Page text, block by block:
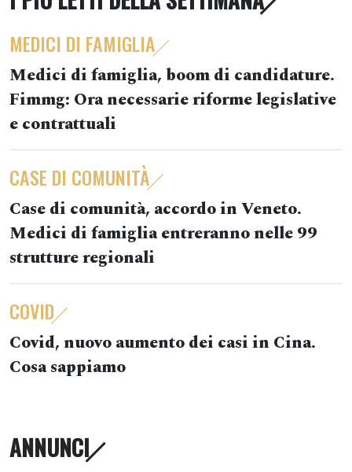
MEDICI DI FAMIGLIA
Medici di famiglia, boom di candidature.
Fimmg: Ora necessarie riforme legislative
e contrattuali
CASE DI COMUNITÀ
Case di comunità, accordo in Veneto.
Medici di famiglia entreranno nelle 99
strutture regionali
COVID
Covid, nuovo aumento dei casi in Cina.
Cosa sappiamo
ANNUNCI